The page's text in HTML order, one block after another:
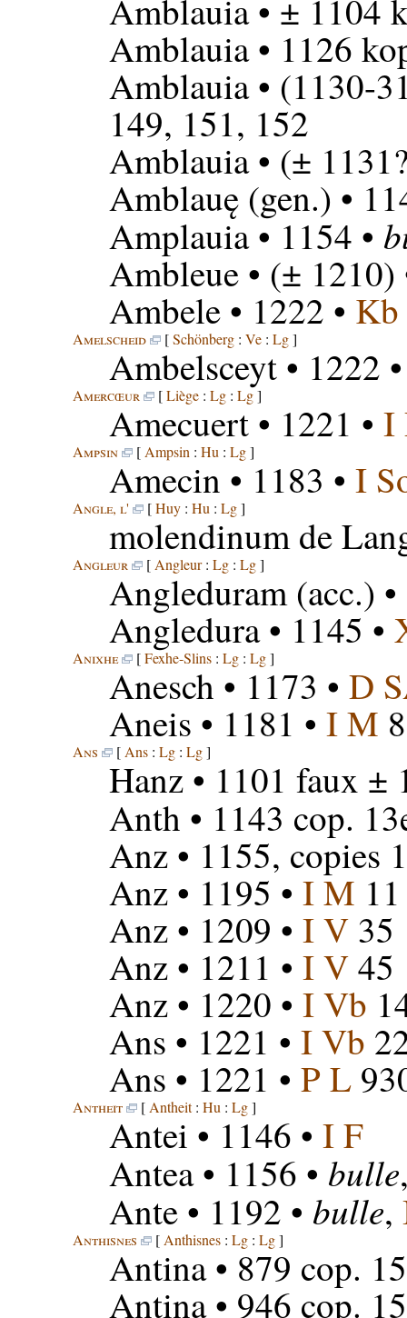
Amblauia• ± 1104
Amblauia• 1126
Amblauia• (1130-
149, 151, 152
Amblauia• (±
Amblauę(gen.) •
Amplauia• 1154 •
Ambleue• (± 1210)
Ambele• 1222 • Kb
Amelscheid [Schönberg: Ve: Lg]
Ambelsceyt• 1222
Amercœur [Liège: Lg: Lg]
Amecuert• 1221 • I
Ampsin [ Ampsin : Hu : Lg]
Amecin • 1183 • I
Angle, l' [Huy: Hu : Lg]
molendinum de
Angleur [ Angleur: Lg: Lg]
Angleduram(acc.)
Angledura• 1145 •
Anixhe [Fexhe-Slins: Lg: Lg]
Anesch • 1173 • D
Aneis • 1181 • I M 8
Ans [ Ans: Lg: Lg]
Hanz• 1101 faux ±
Anth • 1143 cop.
Anz• 1155, copies
Anz• 1195 • I M 11
Anz• 1209 • I V35
Anz• 1211 • I V45
Anz• 1220 • I Vb
Ans • 1221 • I Vb
Ans • 1221 • P L
Antheit [ Antheit: Hu : Lg]
Antei • 1146 • I F
Antea• 1156 • bulle
Ante• 1192 • bulle,
Anthisnes [ Anthisnes: Lg: Lg]
Antina• 879 cop.
Antina• 946 cop.